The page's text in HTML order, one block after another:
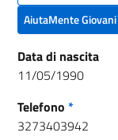
AiutaMente Giovani
Data di nascita
11/05/1990
Telefono *
3273403942